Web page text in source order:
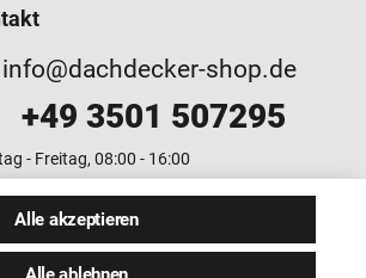
info@dachdecker-shop.de
+49 3501 507295
- Freitag, 08:00 - 16:00
ggf. abweichend (abhängig vom
Alle akzeptieren